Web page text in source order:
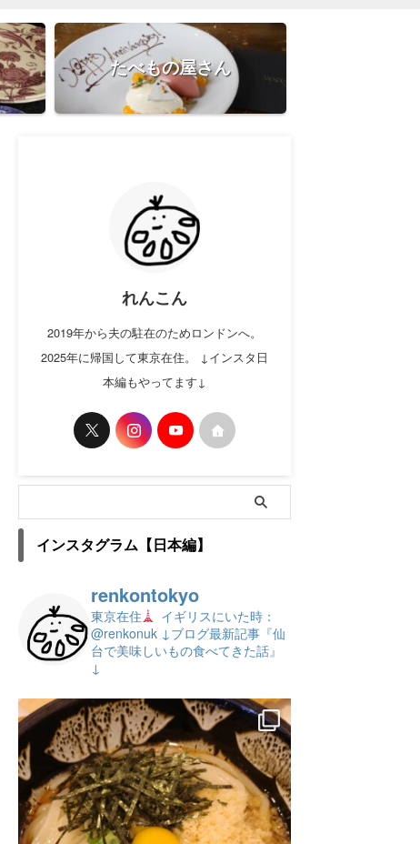
たべもの屋さん
れんこん
2019年から夫の駐在のためロンドンへ。
2025年に帰国して東京在住。 ↓インスタ日
本編もやってます↓
インスタグラム【日本編】
renkontokyo
東京在住
イギリスにいた時：
@renkonuk ↓ブログ最新記事『仙
台で美味しいもの食べてきた話』
↓